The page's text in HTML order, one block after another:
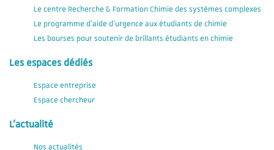
Le centre Recherche & Formation Chimie des systèmes complexes
Le programme d'aide d'urgence aux étudiants de chimie
Les bourses pour soutenir de brillants étudiants en chimie
Les espaces dédiés
Espace entreprise
Espace chercheur
L'actualité
Nos actualités